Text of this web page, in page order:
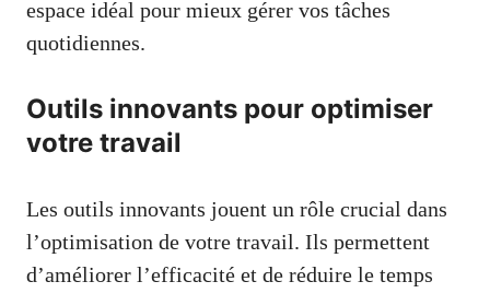
espace idéal pour mieux gérer vos tâches
quotidiennes.
Outils innovants pour optimiser
votre travail
Les outils innovants jouent un rôle crucial dans
l’optimisation de votre travail. Ils permettent
d’améliorer l’efficacité et de réduire le temps